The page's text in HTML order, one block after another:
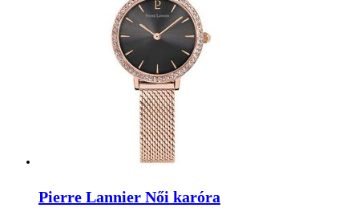
Pierre Lannier Női karóra